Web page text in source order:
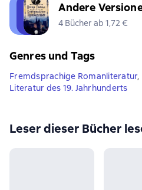
Andere
4 Bücher ab 1,72 €
Genres und Tags
Fremdsprachige Romanliteratur,
Literatur des 19. Jahrhunderts
Leser dieser Bücher